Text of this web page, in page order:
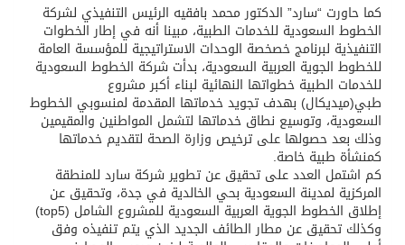
كما حاورت “سارد” الدكتور محمد بافقيه الرئيس التنفيذي لشركة
الخطوط السعودية للخدمات الطبية، مبينا أنه في إطار الخطوات
التنفيذية لبرنامج خصخصة الوحدات الاستراتيجية للمؤسسة العامة
للخطوط الجوية العربية السعودية، بدأت شركة الخطوط السعودية
للخدمات الطبية خطواتها النهائية لبناء أكبر مشروع
طبي(ميديكال) بهدف تجويد خدماتها المقدمة لمنسوبي الخطوط
السعودية، وتوسيع نطاق خدماتها لتشمل المواطنين والمقيمين
وذلك بعد حصولها على ترخيص وزارة الصحة لتقديم خدماتها
كمنشأة طبية خاصة.
كم اشتمل العدد على تحقيق عن تطوير شركة سارد للمنطقة
المركزية لمدينة السعودية بحي الخالدية في جدة، وتحقيق عن
إطلاق الخطوط الجوية العربية السعودية للمشروع الشامل (top5)
وكذلك تحقيق عن مطار الطائف الجديد الذي يتم تنفيذه وفق